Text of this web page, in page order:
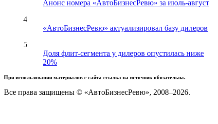
Анонс номера «АвтоБизнесРевю» за июль-август
4
«АвтоБизнесРевю» актуализировал базу дилеров
5
Доля флит-сегмента у дилеров опустилась ниже
20%
При использовании материалов с сайта ссылка на источник обязательна.
Все права защищены © «АвтоБизнесРевю», 2008–2026.